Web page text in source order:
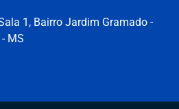
1, Bairro Jardim Gramado -
MS